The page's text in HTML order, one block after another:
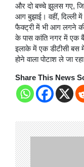
और दो बच्चे झुलस गए,
आग बुझाई। वहीं, दिल्ली में
फैक्ट्री में भी आग लगने
के पास कांति नगर में
इलाके में एक डीटीसी बस
होने वाला पोटाश ले जा
Share This News